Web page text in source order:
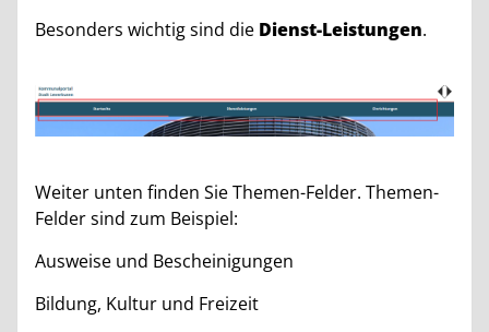
Besonders wichtig sind die Dienst-Leistungen.
Weiter unten finden Sie Themen-Felder. Themen-
Felder sind zum Beispiel:
Ausweise und Bescheinigungen
Bildung, Kultur und Freizeit